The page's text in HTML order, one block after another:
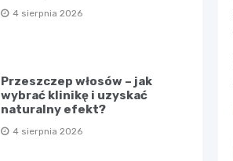
4 sierpnia 2026
Przeszczep włosów – jak
wybrać klinikę i uzyskać
naturalny efekt?
4 sierpnia 2026